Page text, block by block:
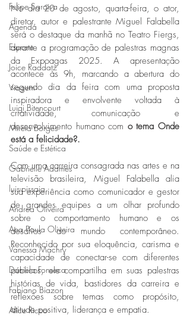
Felipe Saraiva
Agenda
Esporte
Joice Raddatz
Viagem
Luigi Bitencourt
Miréia Borges
Saúde e Estética
Gabrielle Adames
luis-pissaia
Andrea Oliveira
Ana Paula Oliveira
Vanessa Machry
Daniela Fonseca
Fabiano Biazon
Alice Ricco
No dia 20 de agosto, quarta-feira, o ator,
diretor, autor e palestrante Miguel Falabella
será o destaque da manhã no Teatro Fiergs,
durante a programação de palestras magnas
da Expoagas 2025. A apresentação
acontece às 9h, marcando a abertura do
segundo dia da feira com uma proposta
inspiradora e envolvente voltada à
criatividade, comunicação e
desenvolvimento humano com o tema Onde
está a felicidade?.
Com uma carreira consagrada nas artes e na
televisão brasileira, Miguel Falabella alia
sua experiência como comunicador e gestor
de grandes equipes a um olhar profundo
sobre o comportamento humano e os
desafios do mundo contemporâneo.
Reconhecido por sua eloquência, carisma e
capacidade de conectar-se com diferentes
públicos, ele compartilha em suas palestras
histórias de vida, bastidores da carreira e
reflexões sobre temas como propósito,
atitude positiva, liderança e empatia.